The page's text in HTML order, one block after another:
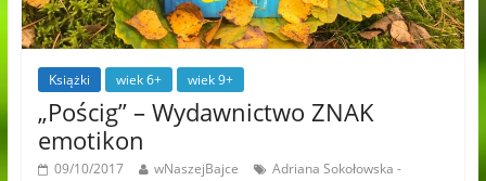
Książki wiek 6+ wiek 9+
„Pościg” – Wydawnictwo ZNAK
emotikon
09/10/2017 wNaszejBajce Adriana Sokołowska -